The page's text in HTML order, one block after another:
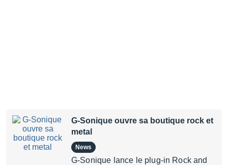
G-Sonique ouvre sa boutique rock et
metal
News
G-Sonique lance le plug-in Rock and